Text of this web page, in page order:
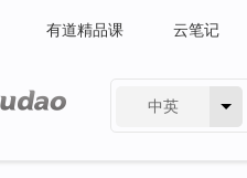
有道精品课 云笔记
中英